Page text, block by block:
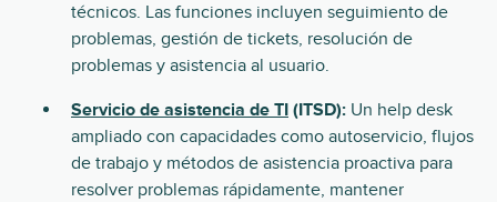
técnicos. Las funciones incluyen seguimiento de
problemas, gestión de tickets, resolución de
problemas y asistencia al usuario.
Servicio de asistencia de TI (ITSD): Un help desk
ampliado con capacidades como autoservicio, flujos
de trabajo y métodos de asistencia proactiva para
resolver problemas rápidamente, mantener